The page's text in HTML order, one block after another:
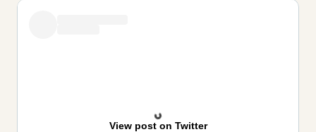
View post on Twitter